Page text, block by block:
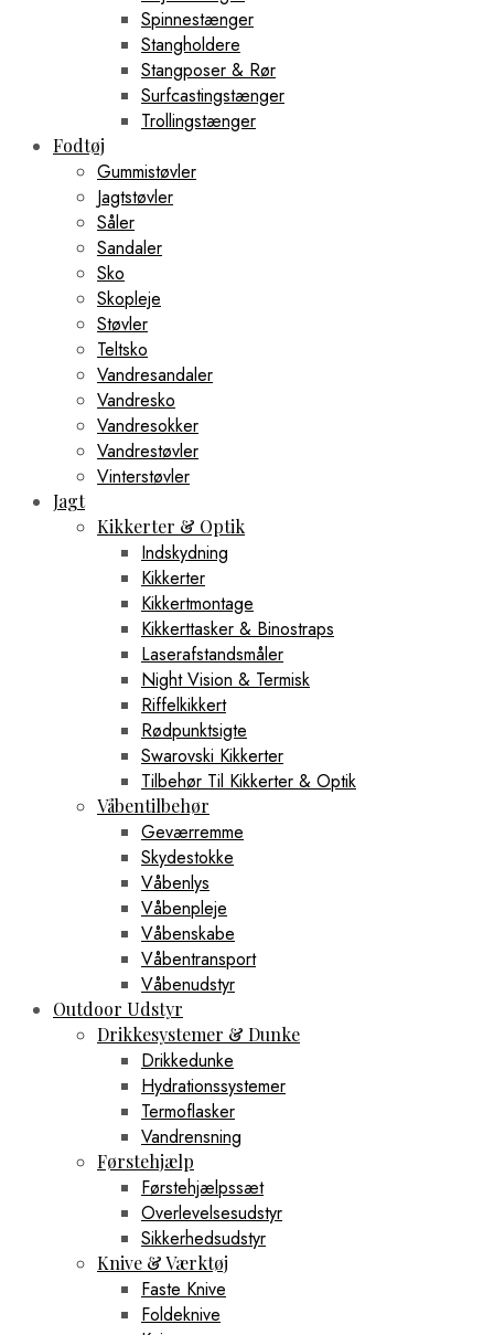
Spinnestænger
Stangholdere
Stangposer & Rør
Surfcastingstænger
Trollingstænger
Fodtøj
Gummistøvler
Jagtstøvler
Såler
Sandaler
Sko
Skopleje
Støvler
Teltsko
Vandresandaler
Vandresko
Vandresokker
Vandrestøvler
Vinterstøvler
Jagt
Kikkerter & Optik
Indskydning
Kikkerter
Kikkertmontage
Kikkerttasker & Binostraps
Laserafstandsmåler
Night Vision & Termisk
Riffelkikkert
Rødpunktsigte
Swarovski Kikkerter
Tilbehør Til Kikkerter & Optik
Våbentilbehør
Geværremme
Skydestokke
Våbenlys
Våbenpleje
Våbenskabe
Våbentransport
Våbenudstyr
Outdoor Udstyr
Drikkesystemer & Dunke
Drikkedunke
Hydrationssystemer
Termoflasker
Vandrensning
Førstehjælp
Førstehjælpssæt
Overlevelsesudstyr
Sikkerhedsudstyr
Knive & Værktøj
Faste Knive
Foldeknive